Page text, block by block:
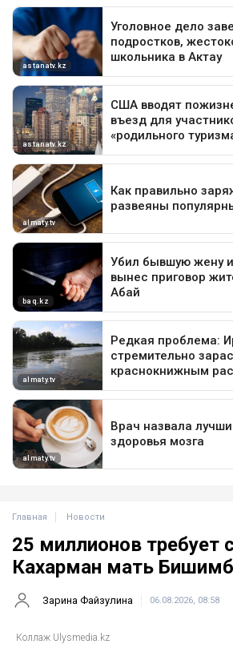
Главная Новости
25 миллионов требует
Кахарман мать
Зарина Файзулина 06.08.2026, 08:58